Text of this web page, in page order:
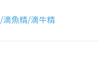
滴魚精/滴牛精